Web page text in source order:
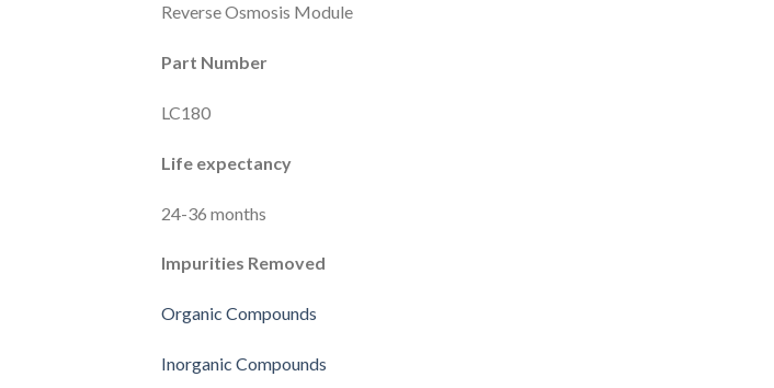
Reverse Osmosis Module
Part Number
LC180
Life expectancy
24-36 months
Impurities Removed
Organic Compounds
Inorganic Compounds